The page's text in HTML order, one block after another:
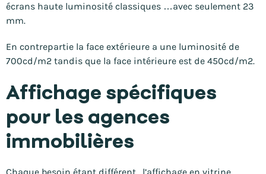
écrans haute luminosité classiques …avec seulement 23
mm.
En contrepartie la face extérieure a une luminosité de
700cd/m2 tandis que la face intérieure est de 450cd/m2.
Affichage spécifiques
pour les agences
immobilières